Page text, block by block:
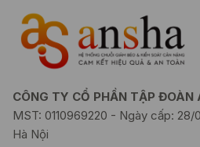
CÔNG TY CỔ PHẦN TẬP ĐOÀN
MST: 0110969220 - Ngày cấp: 28/
Hà Nội